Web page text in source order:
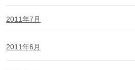
2011年7月
2011年6月